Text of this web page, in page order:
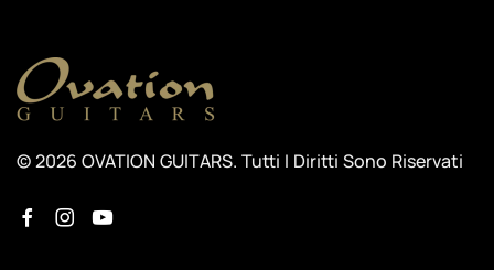
© 2026 OVATION GUITARS. Tutti I Diritti Sono Riservati